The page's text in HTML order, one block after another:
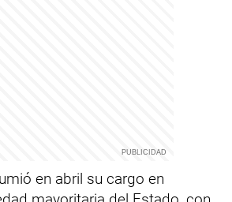
en abril su cargo en